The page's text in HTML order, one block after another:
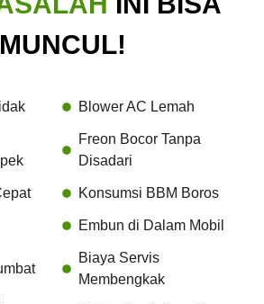
MUNCUL!
Blower AC Lemah
Freon Bocor Tanpa
Disadari
Konsumsi BBM Boros
Embun di Dalam Mobil
Biaya Servis
Membengkak